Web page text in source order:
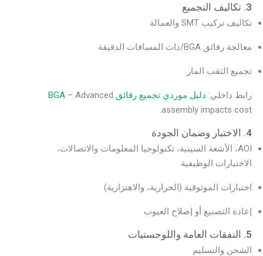
3. تكاليف التجميع
تكاليف تركيب SMT والعمالة
معالجة رقائق BGA/ذات المسافات الدقيقة
تجميع الثقب المار
رابط داخلي: دليل موردي تجميع رقائق BGA – Advanced
assembly impacts cost.
4. الاختبار وضمان الجودة
AOI، الأشعة السينية، تكنولوجيا المعلومات والاتصالات،
الاختبارات الوظيفية
اختبارات الموثوقية (الحرارية، والاهتزازية)
إعادة التصنيع أو إصلاح العيوب
5. النفقات العامة واللوجستيات
الشحن والتسليم